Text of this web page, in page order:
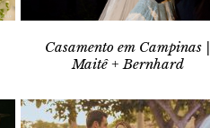
Casamento em Campinas |
Maitê + Bernhard